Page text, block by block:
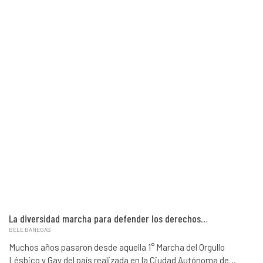
La diversidad marcha para defender los derechos…
BELE BANEGAS
Muchos años pasaron desde aquella 1° Marcha del Orgullo
Lésbico y Gay del país realizada en la Ciudad Autónoma de…